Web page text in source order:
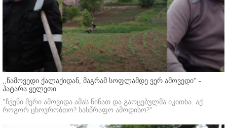
,,წამოვედი ქალაქიდან, მაგრამ სოფლამდე ვერ ამოვედი'' -
პატარა ყელეთი
"ჩვენი მერი ამოვიდა ამას წინათ და გაოცებულმა იკითხა: აქ
როგორ ცხოვრობთო? სასწრაფო ამოდისო?"